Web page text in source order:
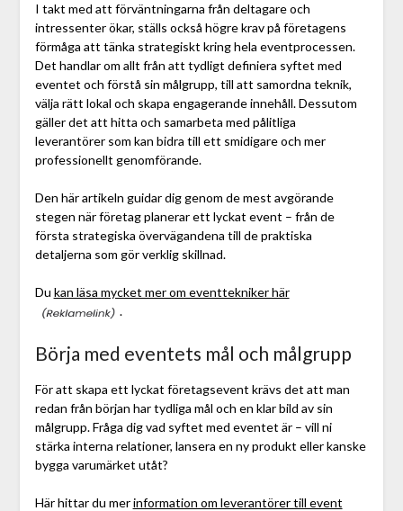
I takt med att förväntningarna från deltagare och
intressenter ökar, ställs också högre krav på företagens
förmåga att tänka strategiskt kring hela eventprocessen.
Det handlar om allt från att tydligt definiera syftet med
eventet och förstå sin målgrupp, till att samordna teknik,
välja rätt lokal och skapa engagerande innehåll. Dessutom
gäller det att hitta och samarbeta med pålitliga
leverantörer som kan bidra till ett smidigare och mer
professionellt genomförande.
Den här artikeln guidar dig genom de mest avgörande
stegen när företag planerar ett lyckat event – från de
första strategiska övervägandena till de praktiska
detaljerna som gör verklig skillnad.
Du kan läsa mycket mer om eventtekniker här
.
Börja med eventets mål och målgrupp
För att skapa ett lyckat företagsevent krävs det att man
redan från början har tydliga mål och en klar bild av sin
målgrupp. Fråga dig vad syftet med eventet är – vill ni
stärka interna relationer, lansera en ny produkt eller kanske
bygga varumärket utåt?
Här hittar du merinformation om leverantörer till event